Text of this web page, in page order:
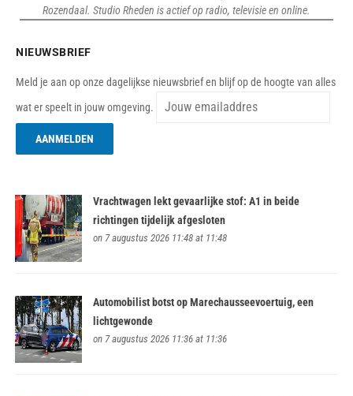
Rozendaal. Studio Rheden is actief op radio, televisie en online.
NIEUWSBRIEF
Meld je aan op onze dagelijkse nieuwsbrief en blijf op de hoogte van alles
wat er speelt in jouw omgeving.
Vrachtwagen lekt gevaarlijke stof: A1 in beide
richtingen tijdelijk afgesloten
on 7 augustus 2026 11:48 at 11:48
Automobilist botst op Marechausseevoertuig, een
lichtgewonde
on 7 augustus 2026 11:36 at 11:36